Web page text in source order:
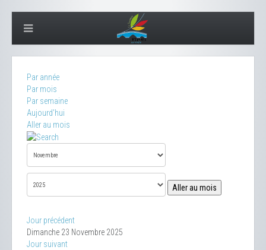
Par année
Par mois
Par semaine
Aujourd'hui
Aller au mois
Aller au mois
Jour précédent
Dimanche 23 Novembre 2025
Jour suivant